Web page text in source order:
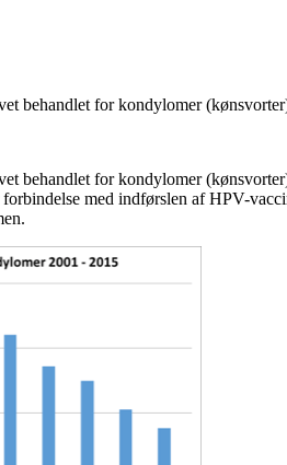
behandlet for kondylomer
behandlet for kondylomer
med indførslen af HPV-